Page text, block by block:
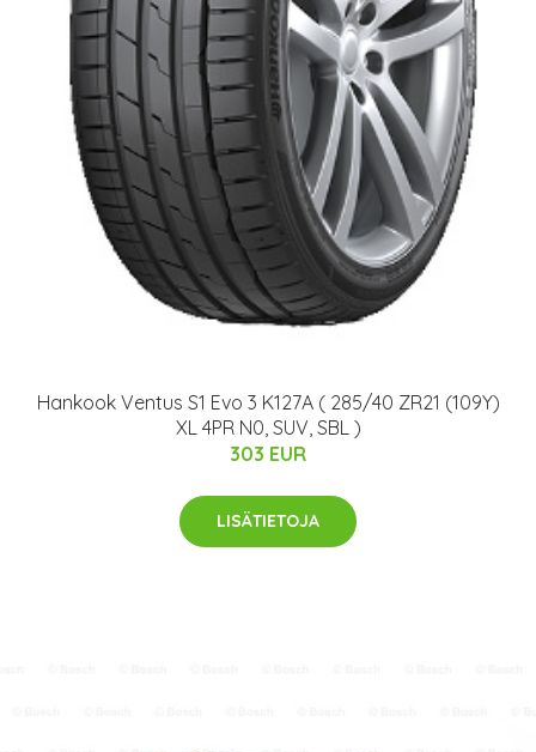
Hankook Ventus S1 Evo 3 K127A ( 285/40 ZR21 (109Y)
XL 4PR N0, SUV, SBL )
303 EUR
LISÄTIETOJA